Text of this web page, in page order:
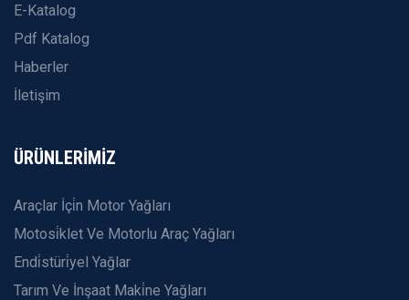
E-Katalog
Pdf Katalog
Haberler
İletişim
ÜRÜNLERİMİZ
Araçlar İçi̇n Motor Yağları
Motosi̇klet Ve Motorlu Araç Yağları
Endi̇stüri̇yel Yağlar
Tarım Ve İnşaat Maki̇ne Yağları